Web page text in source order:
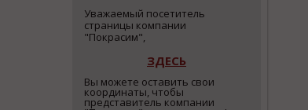
Уважаемый посетитель
страницы компании
"Покрасим",
ЗДЕСЬ
Вы можете оставить свои
координаты, чтобы
представитель компании